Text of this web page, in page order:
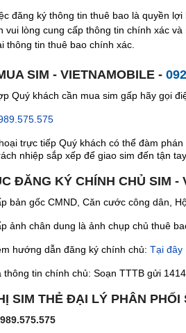
đăng ký thông tin thuê bao là quyền
vui lòng cung cấp thông tin chính xác
thông tin thuê bao chính xác.
SIM - VIETNAMOBILE -
Quý khách cần mua sim gấp hãy gọi
trực tiếp Quý khách có thể đàm
nhiệp sắp xếp để giao sim đến tận
ĐĂNG KÝ CHÍNH CHỦ SIM
bản gốc CMND, Căn cước công dân,
ảnh chân dung là ảnh chụp chủ thuê
hướng dẫn đăng ký chính chủ: Tại đây
thông tin chính chủ: Soạn TTTB gửi
SIM THẺ ĐẠI LÝ PHÂN PHỐI